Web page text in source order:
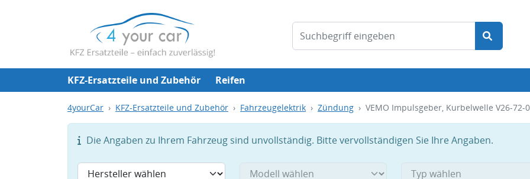
KFZ-Ersatzteile und Zubehör Reifen
4yourCar KFZ-Ersatzteile und Zubehör Fahrzeugelektrik Zündung VEMO Impulsgeber, Kurbelwelle V26-
Die Angaben zu Ihrem Fahrzeug sind unvollständig. Bitte vervollständigen Sie Ihre Angaben.